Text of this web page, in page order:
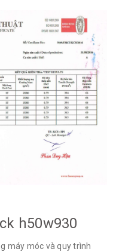
h50w930
máy móc và quy trình